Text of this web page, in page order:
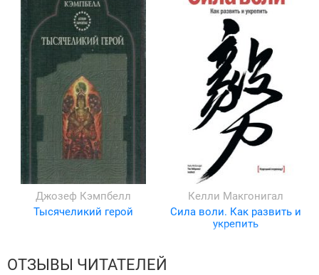
Джозеф Кэмпбелл
Тысячеликий герой
Келли Макгонигал
Сила воли. Как развить и
укрепить
ОТЗЫВЫ ЧИТАТЕЛЕЙ